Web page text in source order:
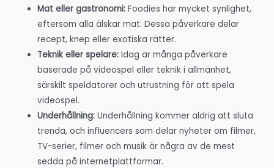
Mat eller gastronomi: Foodies har mycket synlighet,
eftersom alla älskar mat. Dessa påverkare delar
recept, knep eller exotiska rätter.
Teknik eller spelare:Idag är många påverkare
baserade på videospel eller teknik i allmänhet,
särskilt speldatorer och utrustning för att spela
videospel.
Underhållning:Underhållning kommer aldrig att sluta
trenda, och influencers som delar nyheter om filmer,
TV-serier, filmer och musik är några av de mest
sedda på internetplattformar.